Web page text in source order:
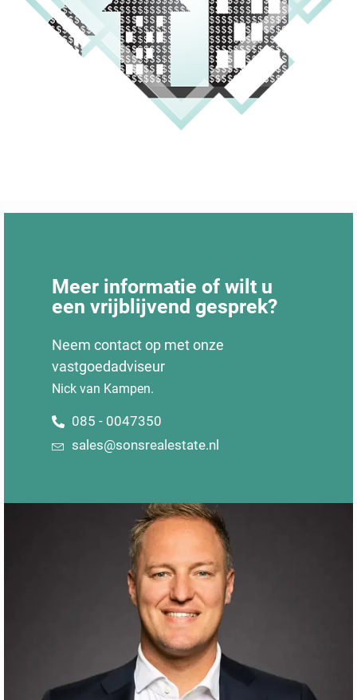
Meer informatie of wilt u
een vrijblijvend gesprek?
Neem contact op met onze
vastgoedadviseur
Nick van Kampen.
085 - 0047350
sales@sonsrealestate.nl